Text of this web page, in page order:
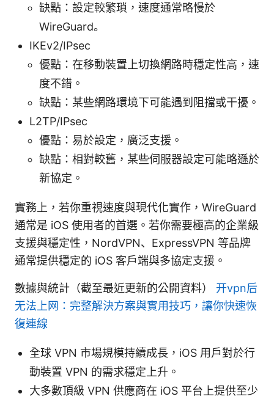
缺點：設定較繁瑣，速度通常略慢於
WireGuard。
IKEv2/IPsec
優點：在移動裝置上切換網路時穩定性高，速
度不錯。
缺點：某些網路環境下可能遇到阻擋或干擾。
L2TP/IPsec
優點：易於設定，廣泛支援。
缺點：相對較舊，某些伺服器設定可能略遜於
新協定。
實務上，若你重視速度與現代化實作，WireGuard
通常是 iOS 使用者的首選。若你需要極高的企業級
支援與穩定性，NordVPN、ExpressVPN 等品牌
通常提供穩定的 iOS 客戶端與多協定支援。
數據與統計（截至最近更新的公開資料） 开vpn后
无法上网：完整解決方案與實用技巧，讓你快速恢
復連線
全球 VPN 市場規模持續成長，iOS 用戶對於行
動裝置 VPN 的需求穩定上升。
大多數頂級 VPN 供應商在 iOS 平台上提供至少